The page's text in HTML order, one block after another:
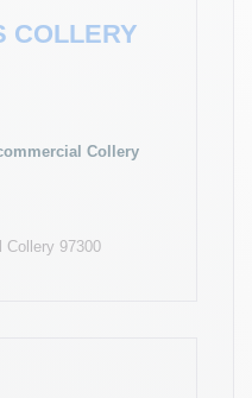
COLLERY
Collery
Collery 97300